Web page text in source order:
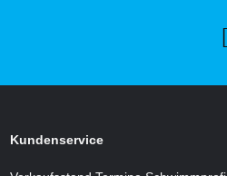
Kundenservice